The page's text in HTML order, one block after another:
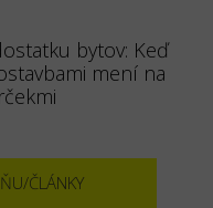
bytov: Keď
mení na
ČLÁNKY